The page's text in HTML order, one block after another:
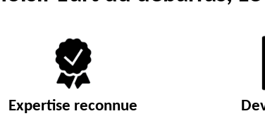
Expertise reconnue